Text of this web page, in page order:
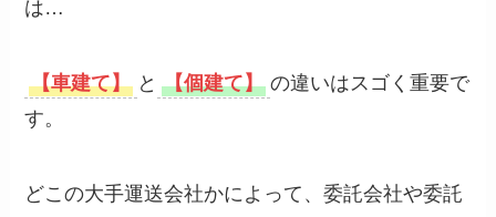
は…
【車建て】 と 【個建て】 の違いはスゴく重要で
す。
どこの大手運送会社かによって、委託会社や委託